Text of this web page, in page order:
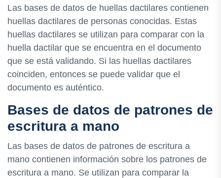
Las bases de datos de huellas dactilares contienen
huellas dactilares de personas conocidas. Estas
huellas dactilares se utilizan para comparar con la
huella dactilar que se encuentra en el documento
que se está validando. Si las huellas dactilares
coinciden, entonces se puede validar que el
documento es auténtico.
Bases de datos de patrones de
escritura a mano
Las bases de datos de patrones de escritura a
mano contienen información sobre los patrones de
escritura a mano. Se utilizan para comparar la